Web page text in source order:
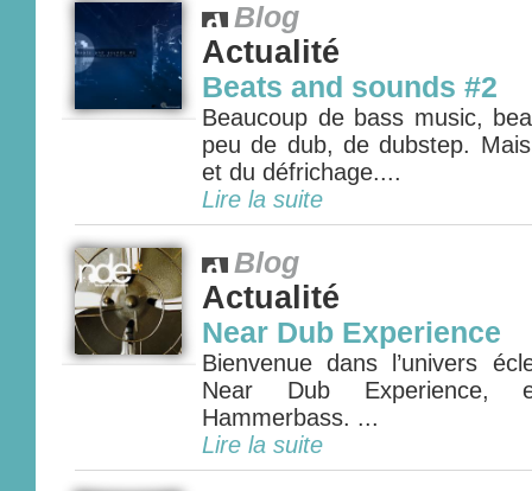
Blog
Actualité
Beats and sounds #2
Beaucoup de bass music,
peu de dub, de dubstep.
et du défrichage....
Lire la suite
Blog
Actualité
Near Dub Experience
Bienvenue dans l’univers
Near Dub Experience,
Hammerbass. ...
Lire la suite